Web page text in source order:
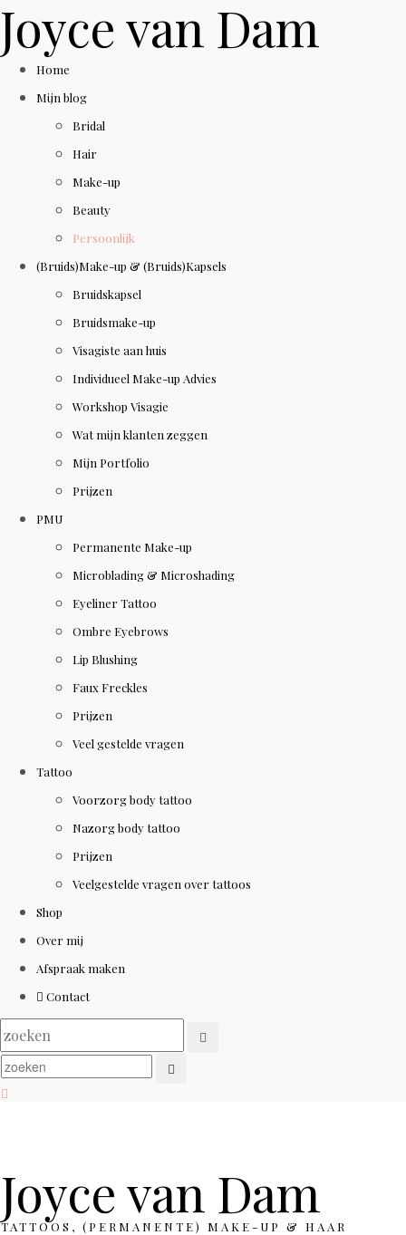
Joyce van Dam
Home
Mijn blog
Bridal
Hair
Make-up
Beauty
Persoonlijk
(Bruids)Make-up & (Bruids)Kapsels
Bruidskapsel
Bruidsmake-up
Visagiste aan huis
Individueel Make-up Advies
Workshop Visagie
Wat mijn klanten zeggen
Mijn Portfolio
Prijzen
PMU
Permanente Make-up
Microblading & Microshading
Eyeliner Tattoo
Ombre Eyebrows
Lip Blushing
Faux Freckles
Prijzen
Veel gestelde vragen
Tattoo
Voorzorg body tattoo
Nazorg body tattoo
Prijzen
Veelgestelde vragen over tattoos
Shop
Over mij
Afspraak maken
Contact
Joyce van Dam
TATTOOS, (PERMANENTE) MAKE-UP & HAAR